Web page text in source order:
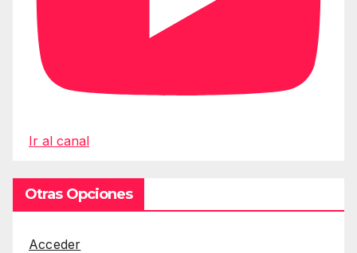
Ir al canal
Otras Opciones
Acceder